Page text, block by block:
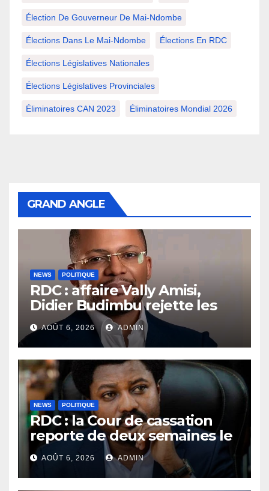
Élection De Gouverneur De Mai-Ndombe
Élections Dans Le Mai-Ndombe Élections En RDC
Élections Législatives Nationales
Élections Législatives Provinciales
Éliminatoires CAN 2023 Éliminatoires Mondial 2026
GRAND ANGLE
NEWS POLITIQUE
RDC : affaire Vally Amisi,
Didier Budimbu rejette les
accusations et appelle à
laisser la justice établir la
vérité
AOÛT 6, 2026 ADMIN
NEWS POLITIQUE
RDC : la Cour de cassation
reporte de deux semaines le
procès Frivao
AOÛT 6, 2026 ADMIN